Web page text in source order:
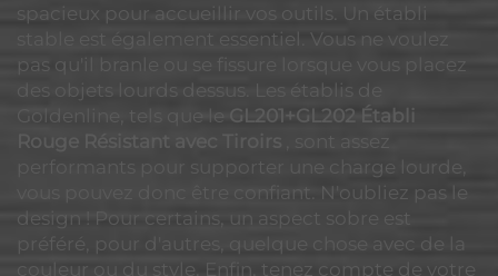
spacieux pour accueillir vos outils. Un établi
stable est également essentiel. Vous ne voulez
pas qu'il branle ou se fissure lorsque vous placez
des objets lourds dessus. Les établis de
Goldenline, tels que le GL201+GL202 Établi
Rouge Résistant avec Tiroirs
performants pour supporter une charge lourde,
vous pouvez donc être confiant. N'oubliez pas le
design ! Pour certains, un aspect sobre est
préféré, pour d'autres, quelque chose avec de la
couleur ou du style. Enfin, tenez compte de votre